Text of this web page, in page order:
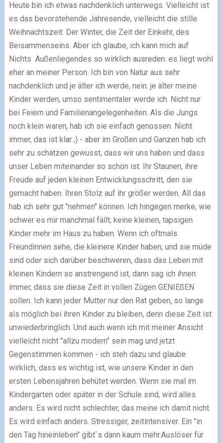
Heute bin ich etwas nachdenklich unterwegs. Vielleicht ist
es das bevorstehende Jahresende, vielleicht die stille
Weihnachtszeit. Der Winter, die Zeit der Einkehr, des
Beisammenseins. Aber ich glaube, ich kann mich auf
Nichts Außenliegendes so wirklich ausreden: es liegt wohl
eher an meiner Person. Ich bin von Natur aus sehr
nachdenklich und je älter ich werde, nein: je älter meine
Kinder werden, umso sentimentaler werde ich. Nicht nur
bei Feiern und Familienangelegenheiten. Als die Jungs
noch klein waren, hab ich sie einfach genossen. Nicht
immer, das ist klar ;) - aber im Großen und Ganzen hab ich
sehr zu schätzen gewusst, dass wir uns haben und dass
unser Leben miteinander so schön ist. Ihr Staunen, ihre
Freude auf jeden kleinen Entwicklungsschritt, den sie
gemacht haben. Ihren Stolz auf ihr größer werden. All das
hab ich sehr gut "nehmen" können. Ich hingegen merke, wie
schwer es mir manchmal fällt, keine kleinen, tapsigen
Kinder mehr im Haus zu haben. Wenn ich oftmals
Freundinnen sehe, die kleinere Kinder haben, und sie müde
sind oder sich darüber beschweren, dass das Leben mit
kleinen Kindern so anstrengend ist, dann sag ich ihnen
immer, dass sie diese Zeit in vollen Zügen GENIEßEN
sollen. Ich kann jeder Mutter nur den Rat geben, so lange
als möglich bei ihren Kinder zu bleiben, denn diese Zeit ist
unwiederbringlich. Und auch wenn ich mit meiner Ansicht
vielleicht nicht "allzu modern" sein mag und jetzt
Gegenstimmen kommen - ich steh dazu und glaube
wirklich, dass es wichtig ist, wie unsere Kinder in den
ersten Lebensjahren behütet werden. Wenn sie mal im
Kindergarten oder später in der Schule sind, wird alles
anders. Es wird nicht schlechter, das meine ich damit nicht.
Es wird einfach anders. Stressiger, zeitintensiver. Ein "in
den Tag hineinleben" gibt`s dann kaum mehr.Auslöser für